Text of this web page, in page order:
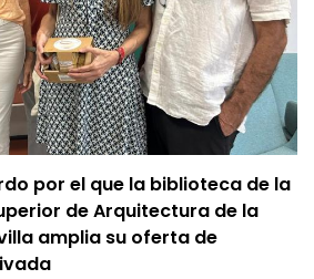
por el que la biblioteca de la
de Arquitectura de la
amplia su oferta de